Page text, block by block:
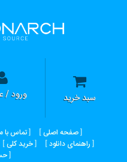
سبد خرید ورود /
صفحه اصلی تماس با
راهنمای دانلود
خرید کلی